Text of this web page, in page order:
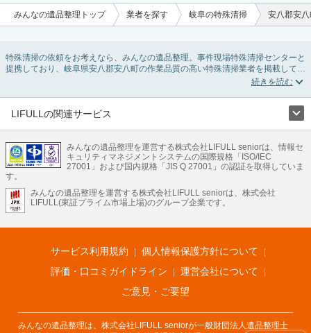
みんなの遺品整理トップ 業者を探す 岐阜の特殊清掃 安八郡安
特殊清掃の依頼をお考えなら、みんなの遺品整理。事件現場特殊清掃センターと
提携しており、岐阜県安八郡安八町の作業品質の高い特殊清掃業者を掲載してい
ます。孤独死・孤立死に伴う不用品の処分・回収・引き取りから、事件・事故・
合はリフォームによる原状回復・オゾン脱臭機による腐敗臭などの臭いの脱臭・
のご担当者様でも相談できます。
LIFULLの関連サービス
不動産・住宅
引越し 老人ホーム 地方創生
ママの就労支援
不動産クラウドファンディング 遺品整理 老後の暮らし情報
LIFULL HOME'Sのサービス
不動産・住宅
不動産査定 マンション専門売却査定 不動産投資 アドバイザー
不動産アーカイブ
空き家バンク 家賃相場 不動産会社
不動産用語集 住まいのお役立ち情報
LIFULL HOME'S PRESS
不動産転職
みんなの遺品整理を運営する株式会社LIFULL seniorは、情報セ
キュリティマネジメントシステムの国際規格「ISO/IEC
27001」および国内規格「JIS Q 27001」の認証を取得していま
す。
みんなの遺品整理を運営する株式会社LIFULL seniorは、株式会社
LIFULL(東証プライム市場上場)のグループ企業です。
サービス利用規約
個人情報保護方針について
評価・口コミガイドライン
運営会社について
ご意見・ご要望
みんなの遺品整理は、株式会社LIFULL seniorが一般財団法人遺品整理士